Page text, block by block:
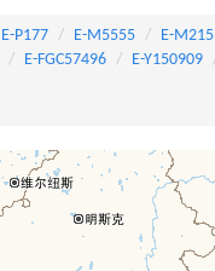
E-P177 E-M5555 E-M215
E-FGC57496 E-Y150909